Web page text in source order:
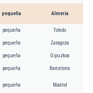
pequeña Almería
pequeña Toledo
pequeña Zaragoza
pequeña Gipuzkoa
pequeña Barcelona
pequeña Madrid